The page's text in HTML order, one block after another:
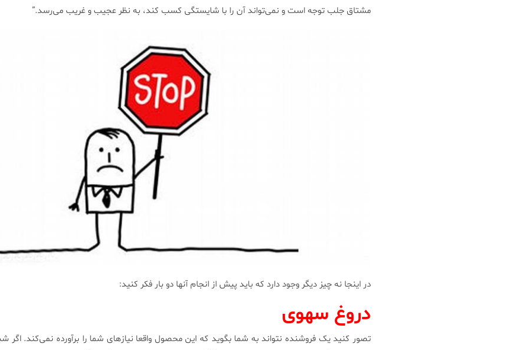
مشتاق جلب توجه است و نمی‌تواند آن را با شایستگی کسب کند، به نظر عجیب و غریب می‌رسد.”
در اینجا نه چیز دیگر وجود دارد که باید پیش از انجام آنها دو بار فکر کنید:
دروغ سهوی
تصور کنید یک فروشنده نتواند به شما بگوید که این محصول واقعا نیازهای شما را برآورده نمی‌کند. اگر